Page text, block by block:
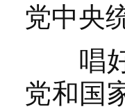
党中央
唱好
党和国